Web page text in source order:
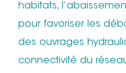
habitats,
pour favoriser les
des ouvrages
connectivité du